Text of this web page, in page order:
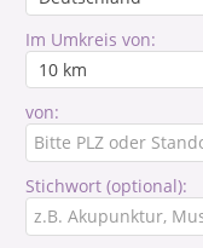
Im Umkreis von:
von:
Stichwort (optional):